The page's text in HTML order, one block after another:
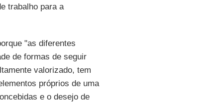
trabalho para a
"as diferentes
de formas de seguir
valorizado, tem
próprios de uma
e o desejo de